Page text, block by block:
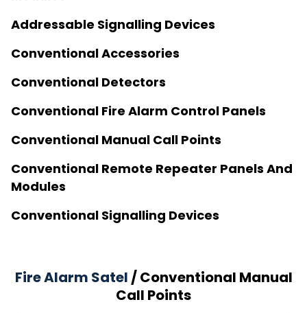
Addressable Signalling Devices
Conventional Accessories
Conventional Detectors
Conventional Fire Alarm Control Panels
Conventional Manual Call Points
Conventional Remote Repeater Panels And
Modules
Conventional Signalling Devices
Fire Alarm Satel / Conventional Manual
Call Points